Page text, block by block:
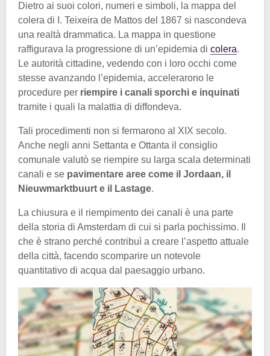
Dietro ai suoi colori, numeri e simboli, la mappa del
colera di I. Teixeira de Mattos del 1867 si nascondeva
una realtà drammatica. La mappa in questione
raffigurava la progressione di un’epidemia di colera.
Le autorità cittadine, vedendo con i loro occhi come
stesse avanzando l’epidemia, accelerarono le
procedure per riempire i canali sporchi e inquinati
tramite i quali la malattia di diffondeva.
Tali procedimenti non si fermarono al XIX secolo.
Anche negli anni Settanta e Ottanta il consiglio
comunale valutò se riempire su larga scala determinati
canali e se pavimentare aree come il Jordaan, il
Nieuwmarktbuurt e il Lastage.
La chiusura e il riempimento dei canali è una parte
della storia di Amsterdam di cui si parla pochissimo. Il
che è strano perché contribuì a creare l’aspetto attuale
della città, facendo scomparire un notevole
quantitativo di acqua dal paesaggio urbano.